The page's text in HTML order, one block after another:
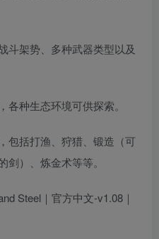
斗架势、多种武器类型以及
种生态环境可供探索。
包括打渔、狩猎、锻造（可
）、炼金术等等。